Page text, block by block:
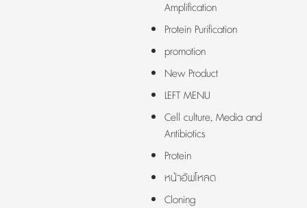
Amplification
Protein Purification
promotion
New Product
LEFT MENU
Cell culture, Media and
Antibiotics
Protein
หน้าอัพโหลด
Cloning